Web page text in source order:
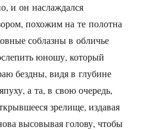
и он наслаждался
похожим на те полотна
соблазны в обличье
юношу, который
бездны, видя в глубине
а та, в свою очередь,
зрелище, издавая
высовывая голову, чтобы